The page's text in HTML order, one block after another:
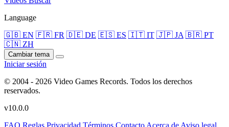
Language
🇬🇧 EN 🇫🇷 FR 🇩🇪 DE 🇪🇸 ES 🇮🇹 IT 🇯🇵 JA 🇧🇷 PT
🇨🇳 ZH
Cambiar tema
Iniciar sesión
© 2004 - 2026 Video Games Records. Todos los derechos
reservados.
v10.0.0
FAQ Reglas Privacidad Términos Contacto Acerca de Aviso legal